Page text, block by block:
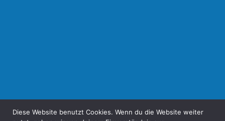
Diese Website benutzt Cookies. Wenn du die Website weiter